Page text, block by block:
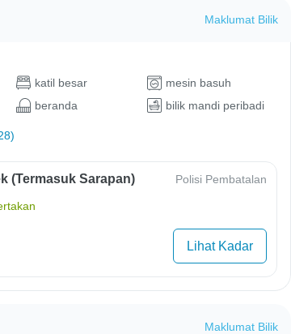
Maklumat Bilik
katil besar
mesin basuh
beranda bilik mandi peribadi
(Termasuk Sarapan) Polisi Pembatalan
Lihat Kadar
Maklumat Bilik